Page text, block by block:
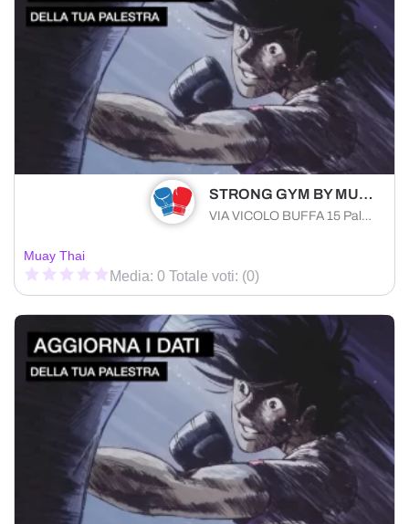
STRONG GYM BY MUAYTHAIPALERMO A.S.D.
VIA VICOLO BUFFA 15 Palermo (PA) 90151 , Sicilia
Muay Thai
Media: 0 Totale voti: (0)